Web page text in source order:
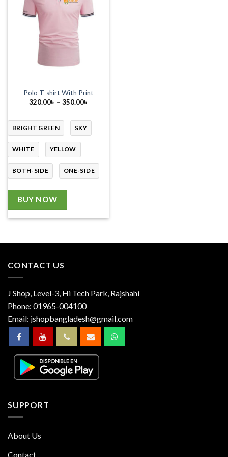
Polo T-shirt With Print
320.00৳ – 350.00৳
through
BRIGHT GREEN SKY
WHITE YELLOW
BOTH-SIDE ONE-SIDE
BUY NOW
CONTACT US
J Shop, Level-3, Hi Tech Park, Rajshahi
Phone: 01965-004100
Email: jshopbangladesh@gmail.com
SUPPORT
About Us
Contact